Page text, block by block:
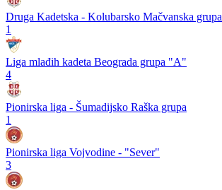
Druga Kadetska - Kolubarsko Mačvanska grupa
1
Liga mlađih kadeta Beograda grupa "A"
4
Pionirska liga - Šumadijsko Raška grupa
1
Pionirska liga Vojvodine - "Sever"
3